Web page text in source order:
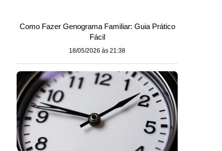
Como Fazer Genograma Familiar: Guia Prático
Fácil
18/05/2026 às 21:38